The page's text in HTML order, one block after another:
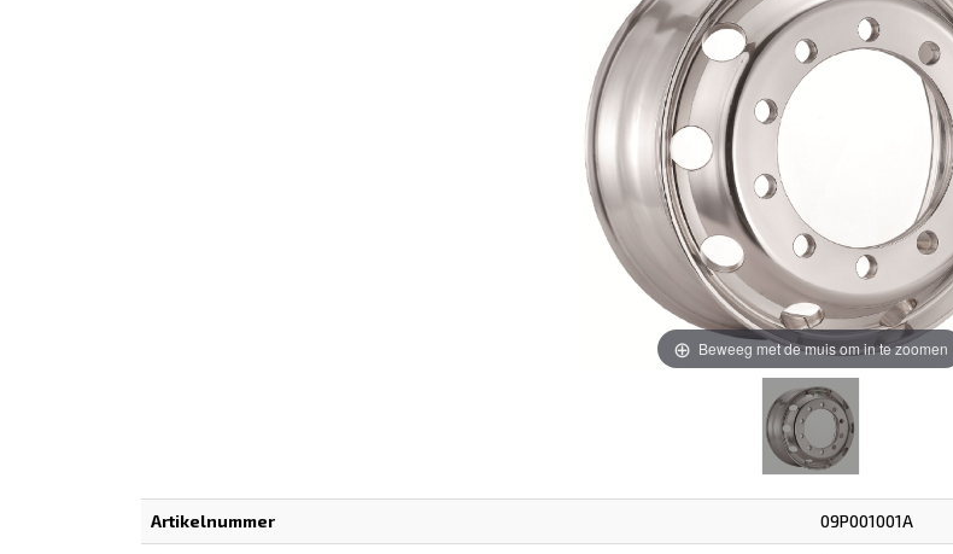
Beweeg met de muis om in te zoomen
Artikelnummer 09P001001A